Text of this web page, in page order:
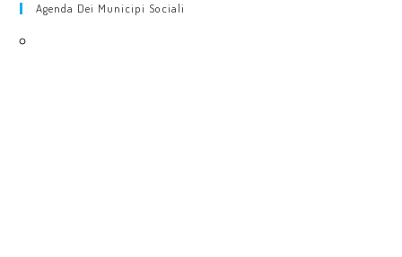
Agenda Dei Municipi Sociali